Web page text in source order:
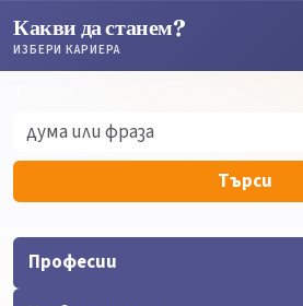
Какви да станем?
ИЗБЕРИ КАРИЕРА
Търси
Професии